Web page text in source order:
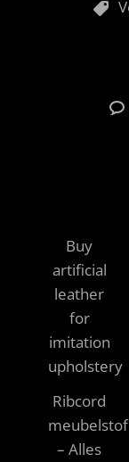
Buy
artificial
leather
for
imitation
upholstery
Ribcord
meubelstof
– Alles